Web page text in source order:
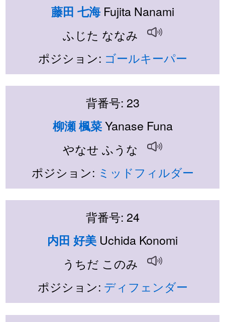
藤田 七海Fujita Nanami
ふじた ななみ
ポジション: ゴールキーパー
背番号: 23
柳瀬 楓菜Yanase Funa
やなせ ふうな
ポジション: ミッドフィルダー
背番号: 24
内田 好美 Uchida Konomi
うちだ このみ
ポジション: ディフェンダー